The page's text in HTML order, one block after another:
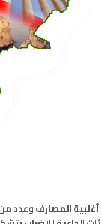
المصارف وعدد